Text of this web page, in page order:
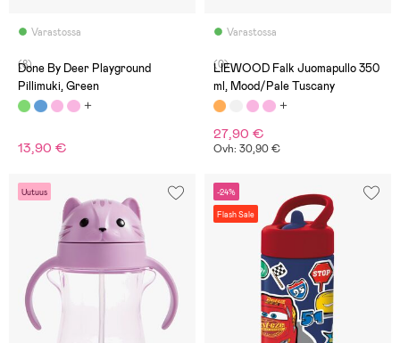
Varastossa
(8)
Done By Deer Playground
Pillimuki, Green
13,90 €
Varastossa
(0)
LIEWOOD Falk Juomapullo 350
ml, Mood/Pale Tuscany
27,90 €
Ovh: 30,90 €
Uutuus -24%
Flash Sale